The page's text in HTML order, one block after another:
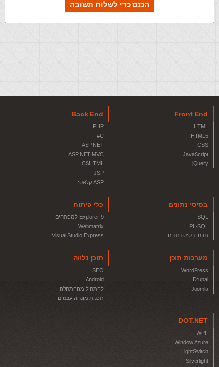
הכנס כדי לשלוח תשובה
Front End
HTML
HTML5
CSS
JavaScript
jQuery
Back End
PHP
C#
ASP.NET
ASP.NET MVC
CSHTML
JSP
ASP קלאסי
בסיסי נתונים
SQL
PL-SQL
תכנון בסיס נתונים
כלי פיתוח
Explorer 9 למפתחים
Webmatrix
Visual Studio Express
מערכות תוכן
WordPress
Drupal
Joomla
תוכן נלווה
SEO
Android
להתחיל מההתחלה
תכנות מונחה עצמים
DOT.NET
WPF
Window Azure
LightSwitch
Silverlight